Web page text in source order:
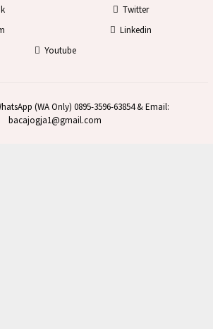
Twitter
Linkedin
Youtube
(WA Only) 0895-3596-63854 & Email:
bacajogja1@gmail.com